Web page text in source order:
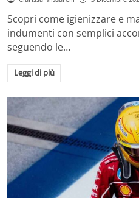
Scopri come igienizzare e
indumenti con semplici
seguendo le…
Leggi di più